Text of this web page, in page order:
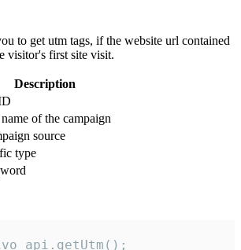
to get utm tags, if the website url contained
visitor's first site visit.
Description
of the campaign
source
type